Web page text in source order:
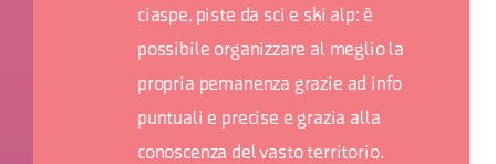
ciaspe, piste da sci e ski alp: è
possibile organizzare al meglio la
propria pemanenza grazie ad info
puntuali e precise e grazia alla
conoscenza del vasto territorio.